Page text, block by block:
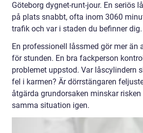
Göteborg dygnet-runt-jour. En seriös
på plats snabbt, ofta inom 3060
trafik och var i staden du befinner dig.
En professionell låssmed gör mer än
för stunden. En bra fackperson
problemet uppstod. Var låscylindern
fel i karmen? Är dörrstängaren
åtgärda grundorsaken minskar
samma situation igen.